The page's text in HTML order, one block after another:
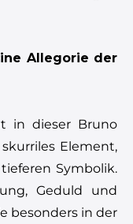
Allegorie der
in dieser Bruno
Element,
Symbolik.
Geduld und
besonders in der